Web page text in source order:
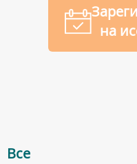
на
Все